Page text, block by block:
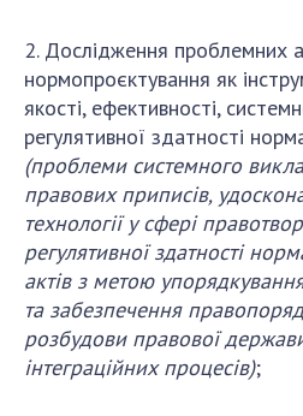
ПРОФСПІЛКА НАН
КАБІНЕТ
2. Дослідження проблемних
нормопроєктування як
якості, ефективності,
регулятивної здатності
(проблеми системного
правових приписів,
технології у сфері
регулятивної здатності
актів з метою
та забезпечення
розбудови правової
інтеграційних процесів);